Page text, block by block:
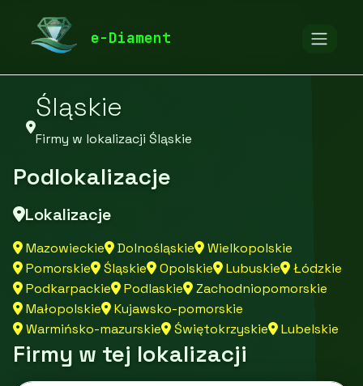
e-Diament
diamentspa.pl
Śląskie
Firmy w lokalizacji Śląskie
Podlokalizacje
Lokalizacje
Mazowieckie Dolnośląskie
Wielkopolskie
Pomorskie
Śląskie Opolskie Lubuskie
Łódzkie
Podkarpackie
Podlaskie
Zachodniopomorskie
Małopolskie
Kujawsko-pomorskie
Warmińsko-mazurskie
Świętokrzyskie Lubelskie
Firmy w tej lokalizacji